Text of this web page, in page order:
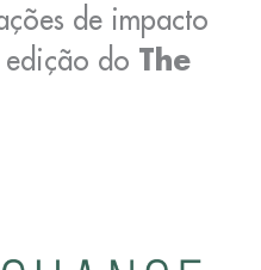
de impacto
do The